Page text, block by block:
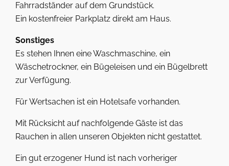
Fahrradständer auf dem Grundstück.
Ein kostenfreier Parkplatz direkt am Haus.
Sonstiges
Es stehen Ihnen eine Waschmaschine, ein
Wäschetrockner, ein Bügeleisen und ein Bügelbrett
zur Verfügung.
Für Wertsachen ist ein Hotelsafe vorhanden.
Mit Rücksicht auf nachfolgende Gäste ist das
Rauchen in allen unseren Objekten nicht gestattet.
Ein gut erzogener Hund ist nach vorheriger